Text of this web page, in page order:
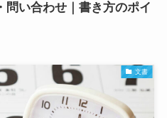
問い合わせ｜書き方のポイ
文書